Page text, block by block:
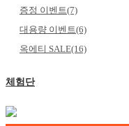
증정 이벤트(7)
대용량 이벤트(6)
옥에티 SALE(16)
체험단